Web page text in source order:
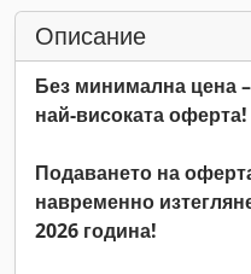
Описание
Без минимална цена
най-високата оферта!
Подаването на
навременно
2026 година!